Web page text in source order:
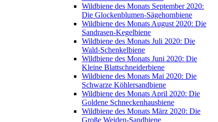
Wildbiene des Monats September 2020:
Die Glockenblumen-Sägehornbiene
Wildbiene des Monats August 2020: Die
Sandrasen-Kegelbiene
Wildbiene des Monats Juli 2020: Die
Wald-Schenkelbiene
Wildbiene des Monats Juni 2020: Die
Kleine Blattschneiderbiene
Wildbiene des Monats Mai 2020: Die
Schwarze Köhlersandbiene
Wildbiene des Monats April 2020: Die
Goldene Schneckenhausbiene
Wildbiene des Monats März 2020: Die
Große Weiden-Sandbiene